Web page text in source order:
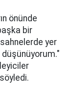
önünde
bir
yer
düşünüyorum."